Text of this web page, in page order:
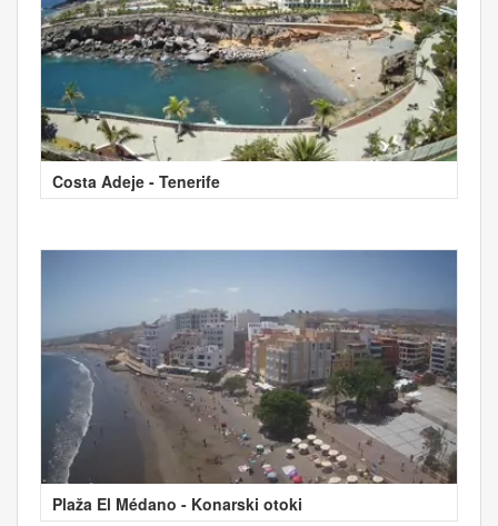
Costa Adeje - Tenerife
Plaža El Médano - Konarski otoki